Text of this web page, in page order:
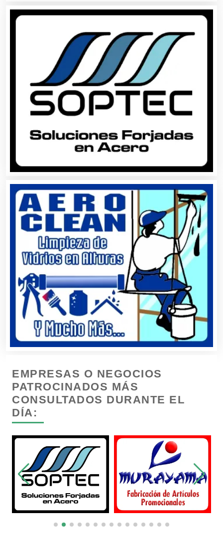
Bares y Cantinas
Basculas
Bebidas
Belleza
Bordados y Estampados
Boutiques
Buceo
Cafeterías
Cajas de Ahorro
Cámaras de Comercio
Camiones para Fletes
Cancelería de Aluminio
Carnicerías
Carpinterías
Centros Comerciales
EMPRESAS O NEGOCIOS
PATROCINADOS MÁS
CONSULTADOS DURANTE EL
DÍA: